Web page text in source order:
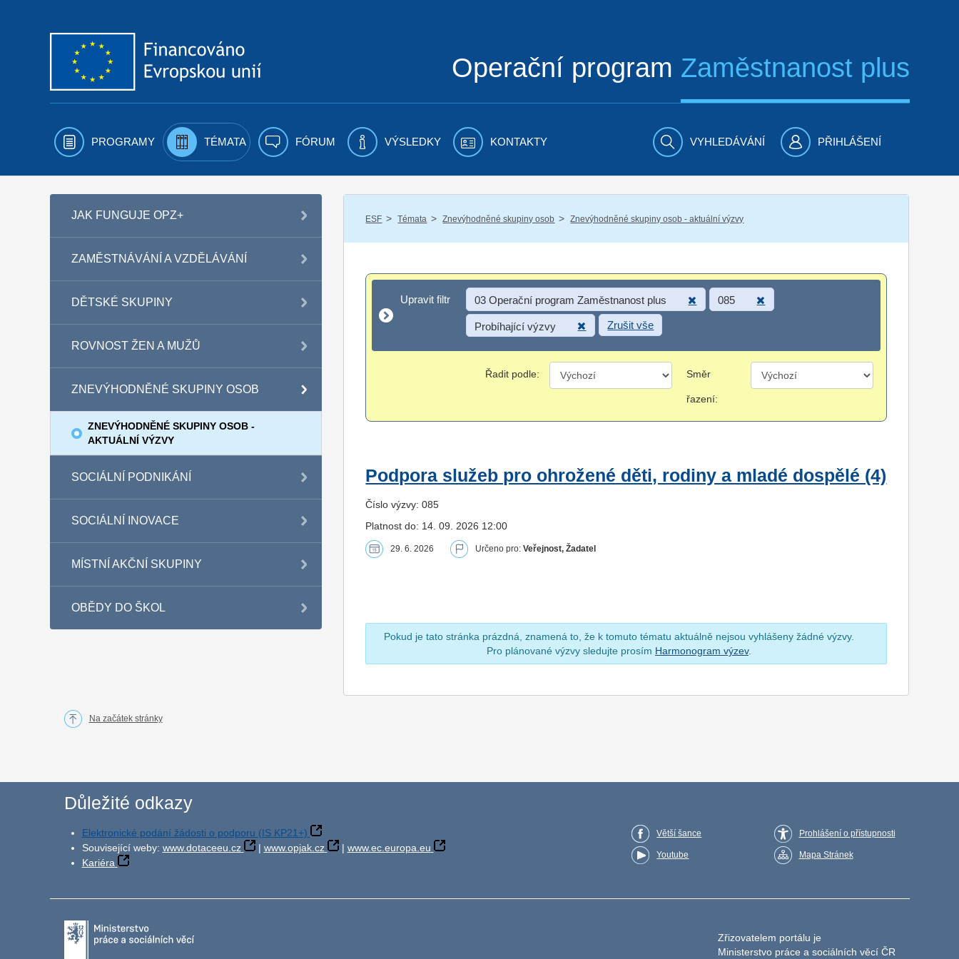
Operační program Zaměstnanost plus
PROGRAMY TÉMATA FÓRUM VÝSLEDKY KONTAKTY VYHLEDÁVÁNÍ PŘIHLÁŠENÍ
JAK FUNGUJE OPZ+
ZAMĚSTNÁVÁNÍ A VZDĚLÁVÁNÍ
DĚTSKÉ SKUPINY
ROVNOST ŽEN A MUŽŮ
ZNEVÝHODNĚNÉ SKUPINY OSOB
ZNEVÝHODNĚNÉ SKUPINY OSOB -
AKTUÁLNÍ VÝZVY
SOCIÁLNÍ PODNIKÁNÍ
SOCIÁLNÍ INOVACE
MÍSTNÍ AKČNÍ SKUPINY
OBĚDY DO ŠKOL
ESF / Témata / Znevýhodněné skupiny osob / Znevýhodněné skupiny osob - aktuální výzvy
Upravit filtr
Upravit filtr 03 Operační program Zaměstnanost plus 085
Probíhající výzvy Zrušit vše
Řadit podle: Směr
řazení:
Podpora služeb pro ohrožené děti, rodiny a mladé dospělé (4)
Číslo výzvy: 085
Platnost do: 14. 09. 2026 12:00
29. 6. 2026 Určeno pro:Veřejnost, Žadatel
Pokud je tato stránka prázdná, znamená to, že k tomuto tématu aktuálně nejsou vyhlášeny žádné výzvy.
Pro plánované výzvy sledujte prosím Harmonogram výzev.
Na začátek stránky
Důležité odkazy
Elektronické podání žádosti o podporu (IS KP21+)
Související weby: www.dotaceeu.cz | www.opjak.cz | www.ec.europa.eu
Kariéra
Větší šance
Youtube
Prohlášení o přístupnosti
Mapa Stránek
Zřizovatelem portálu je
Ministerstvo práce a sociálních věcí ČR